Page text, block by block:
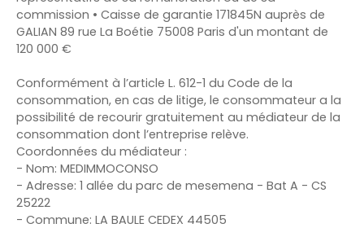
commission • Caisse de garantie 171845N auprès de
GALIAN 89 rue La Boétie 75008 Paris d'un montant de
120 000 €
Conformément à l’article L. 612-1 du Code de la
consommation, en cas de litige, le consommateur a la
possibilité de recourir gratuitement au médiateur de la
consommation dont l’entreprise relève.
Coordonnées du médiateur :
- Nom: MEDIMMOCONSO
- Adresse: 1 allée du parc de mesemena - Bat A - CS
25222
- Commune: LA BAULE CEDEX 44505